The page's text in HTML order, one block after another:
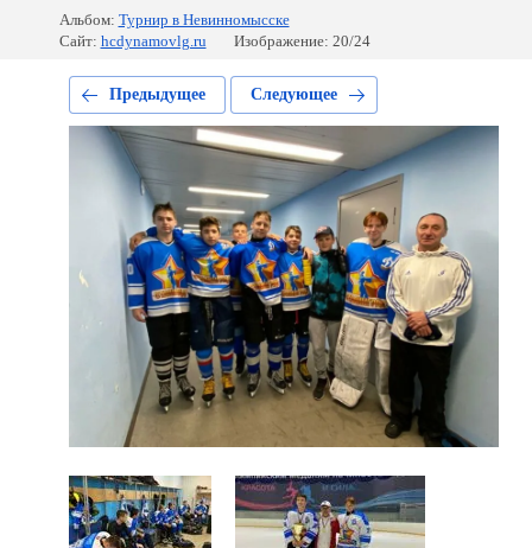
Альбом: Турнир в Невинномысске
Сайт: hcdynamovlg.ru Изображение: 20/24
Предыдущее Следующее